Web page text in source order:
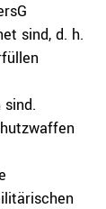
sind, d. h.